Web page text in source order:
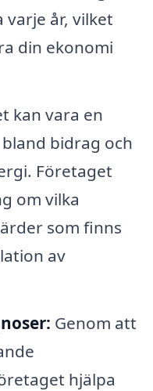
varje år, vilket
din ekonomi
kan vara en
bidrag och
Företaget
om vilka
som finns
av
Genom att
hjälpa